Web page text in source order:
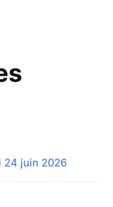
juin 2026